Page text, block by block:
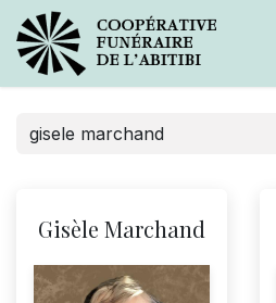
Gisèle Marchand